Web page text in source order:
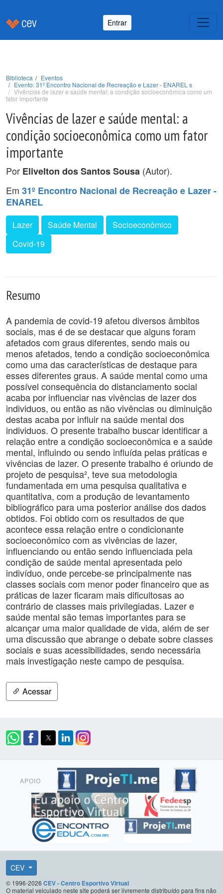
Entrar
Biblioteca
Eventos
Evento: 31º Encontro Nacional de Recreação e Lazer - ENAREL s
Vivências de lazer e saúde mental: a condição socioeconômica como um
fator importante
Vivências de lazer e saúde mental: a
condição socioeconômica como um fator
importante
Por Elivelton dos Santos Sousa (Autor).
Em 31º Encontro Nacional de Recreação e Lazer -
ENAREL
Lazer Saúde Mental
Socioeconômico
Covid-19
Resumo
A pandemia de covid-19 afetou diversos âmbitos
sociais, mas é de se destacar que alguns foram
afetados com graus diferentes, sendo mais ou
menos afetados, tendo a condição socioeconômica
como uma das características de destaque para
esses diferentes graus. A saúde mental como uma
possível consequência do distanciamento social
acaba por influenciar nas vivências de lazer dos
individuos, ou então as não vivências ou diminuição
destas acaba por influir na saúde mental dos
individuos. O presente trabalho buscar identificar a
relação entre a condição socioeconômica e a saúde
mental, influindo ou sendo influída pelas práticas e
vivências de lazer. O presente trabalho é oriundo de
projeto de pesquisa², teve sua metodologia
fundamentada em uma pesquisa qualitativa e
quantitativa, com a produção de levantamento
bibliográfico para uma posterior análise dos dados
obtidos. Foi obtido com os resultados de que
acontece essa relação entre o condicionante
socioeconômico com as vivências de lazer,
influenciando ou então sendo influenciada pela
condição de saúde mental apresentada pelo
indivíduo, onde percebe-se principalmente nas
classes sociais com menor poder financeiro que as
práticas de lazer ficaram mais dificultosas ao
contrário de classes mais privilegiadas. Lazer e
saúde mental são temas importantes para se
alcançar uma maior qualidade de vida, além de ser
uma discussão que abrange o debate sobre classes
sociais e suas acessibilidades, sendo necessária
mais investigação neste campo de pesquisa.
Acessar
APOIO
CEV
© 1996-2026 CEV - Centro Esportivo Virtual
O material veiculado neste site poderá ser livremente distribuído para fins não